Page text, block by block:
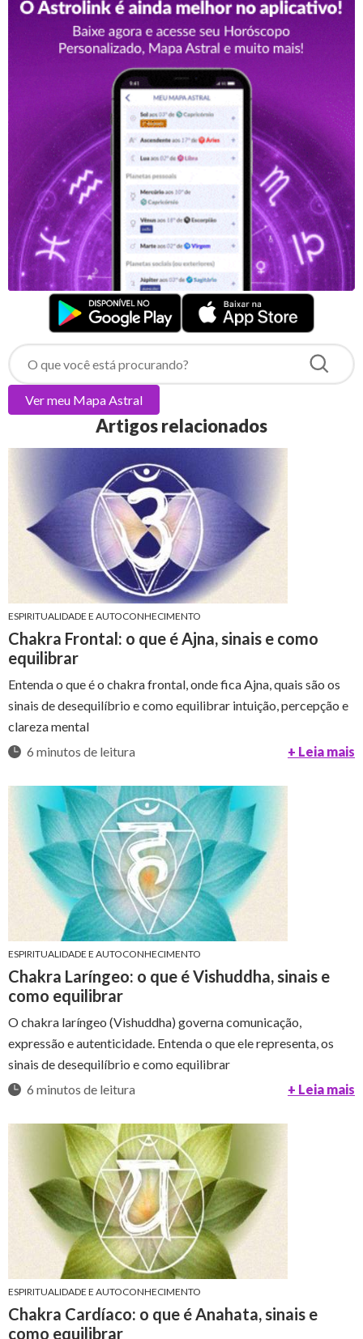
Ver meu Mapa Astral
Artigos relacionados
ESPIRITUALIDADE E AUTOCONHECIMENTO
Chakra Frontal: o que é Ajna, sinais e como
equilibrar
Entenda o que é o chakra frontal, onde fica Ajna, quais são os
sinais de desequilíbrio e como equilibrar intuição, percepção e
clareza mental
6 minutos de leitura
+ Leia mais
ESPIRITUALIDADE E AUTOCONHECIMENTO
Chakra Laríngeo: o que é Vishuddha, sinais e
como equilibrar
O chakra laríngeo (Vishuddha) governa comunicação,
expressão e autenticidade. Entenda o que ele representa, os
sinais de desequilíbrio e como equilibrar
6 minutos de leitura
+ Leia mais
ESPIRITUALIDADE E AUTOCONHECIMENTO
Chakra Cardíaco: o que é Anahata, sinais e
como equilibrar